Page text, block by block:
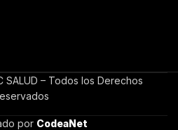
– Todos los Derechos
por CodeaNet